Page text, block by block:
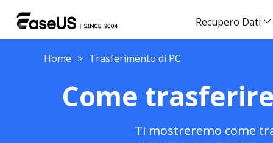
Recupero Dati
Home > Trasferimento di PC
Come
Ti mostreremo come